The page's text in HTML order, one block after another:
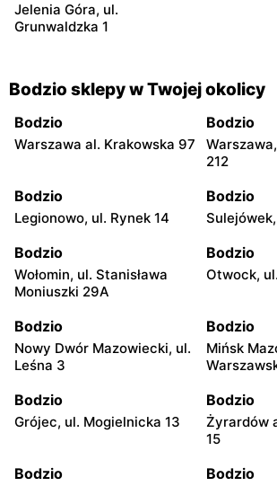
Jelenia Góra, ul.
Grunwaldzka 1
Bodzio sklepy w Twojej okolicy
Bodzio
Warszawa al. Krakowska 97
Bodzio
212
Bodzio
Legionowo, ul. Rynek 14
Bodzio
Bodzio
Wołomin, ul. Stanisława
Moniuszki 29A
Bodzio
Otwock,
Bodzio
Nowy Dwór Mazowiecki, ul.
Leśna 3
Bodzio
Mińsk
Bodzio
Grójec, ul. Mogielnicka 13
Bodzio
Żyrardów
15
Bodzio Bodzio